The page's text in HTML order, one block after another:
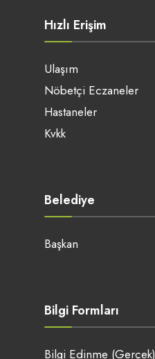
Hızlı Erişim
Ulaşım
Nöbetçi Eczaneler
Hastaneler
Kvkk
Belediye
Başkan
Bilgi Formları
Bilgi Edinme (Gerçek)